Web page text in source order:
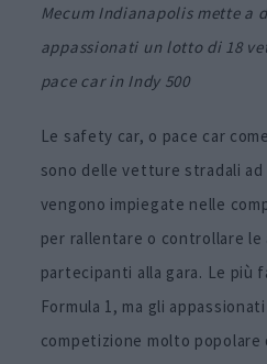
Mecum Indianapolis mette a
appassionati un lotto di 18
pace car in Indy 500
Le safety car, o pace car
sono delle vetture stradali
vengono impiegate nelle
per rallentare o controllare
partecipanti alla gara. Le più
Formula 1, ma gli
competizione molto